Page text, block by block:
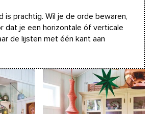
is prachtig. Wil je de orde bewaren,
dat je een horizontale óf verticale
de lijsten met één kant aan